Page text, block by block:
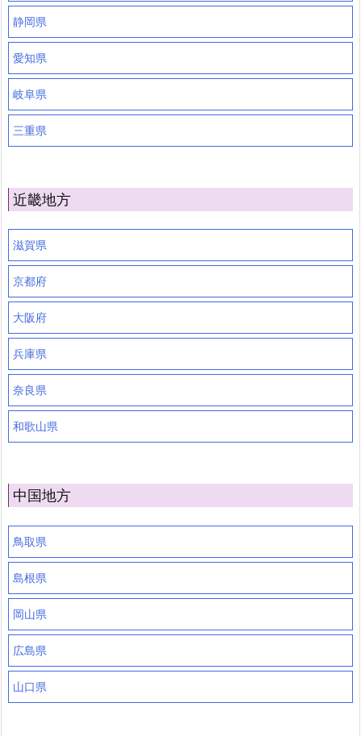
静岡県
愛知県
岐阜県
三重県
近畿地方
滋賀県
京都府
大阪府
兵庫県
奈良県
和歌山県
中国地方
鳥取県
島根県
岡山県
広島県
山口県